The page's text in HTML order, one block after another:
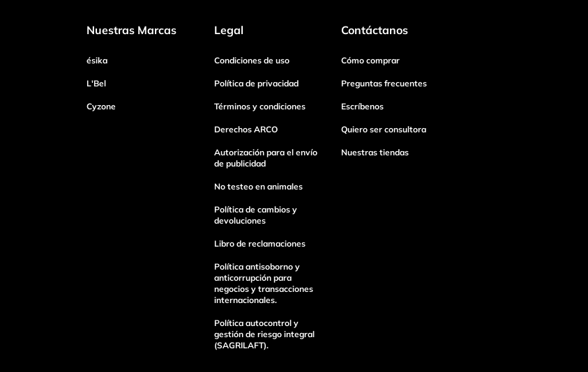
Escribe un comentario
Enviar Comentario
Nuestras Marcas
ésika
L'Bel
Cyzone
Legal
Condiciones de uso
Política de privacidad
Términos y condiciones
Derechos ARCO
Autorización para el envío
de publicidad
No testeo en animales
Política de cambios y
devoluciones
Libro de reclamaciones
Política antisoborno y
anticorrupción para
negocios y transacciones
internacionales.
Política autocontrol y
gestión de riesgo integral
(SAGRILAFT).
Contáctanos
Cómo comprar
Preguntas frecuentes
Escríbenos
Quiero ser consultora
Nuestras tiendas